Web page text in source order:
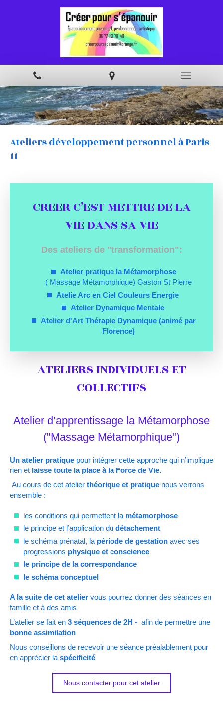
Ateliers développement personnel à Paris
11
CREER C’EST METTRE DE LA
VIE DANS SA VIE
Des ateliers de "transformation":
Atelier pratique la Métamorphose
( Massage Métamorphique) Gaston St Pierre
Atelie Arc en Ciel Couleurs Energie
Atelier Dynamique Mentale
Atelier d'Art Thérapie Dynamique (animé par
Florence)
ATELIERS INDIVIDUELS ET
COLLECTIFS
Atelier d’apprentissage la Métamorphose
("Massage Métamorphique")
Un atelier pratique pour intégrer cette approche qui n’implique
rien et laisse toute la place à la Force de Vie.
Au cours de cet atelier théorique et pratique nous verrons
ensemble :
les conditions qui permettent la métamorphose
le principe et l’application du détachement
le schéma prénatal, la période de gestation avec ses
progressions physique et conscience
le principe de la correspondance
le schéma conceptuel
A la suite de cet atelier vous pourrez donner des séances en
famille et à des amis
L’atelier se fait en 3 séquences de 2H - afin de permettre une
bonne assimilation
Nous conseillons de recevoir une séance préalablement pour
en apprécier la spécificité
Nous contacter pour cet atelier